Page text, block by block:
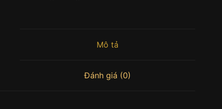
Mô tả
Đánh giá (0)